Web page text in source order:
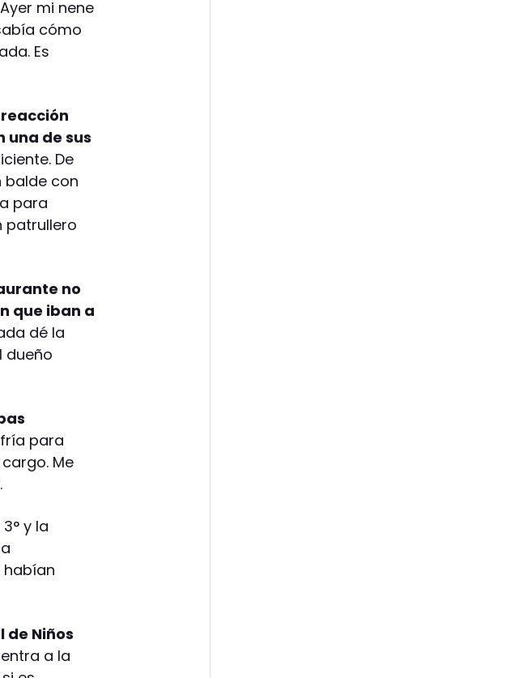
mi nene
cómo
Es
una de sus
De
balde con
para
patrullero
no
que iban a
dé la
dueño
para
Me
y la
habían
de Niños
a la